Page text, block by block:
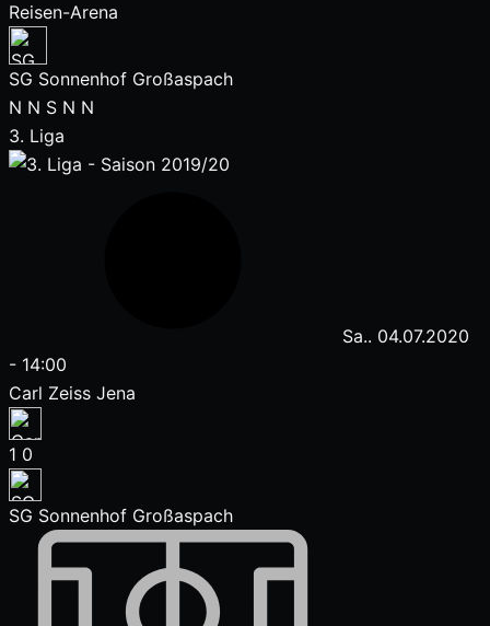
Reisen-Arena
SG Sonnenhof Großaspach
N N S N N
3. Liga
Sa.. 04.07.2020
- 14:00
Carl Zeiss Jena
1 0
SG Sonnenhof Großaspach